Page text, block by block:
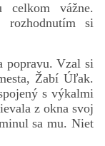
celkom vážne.
si
popravu. Vzal si
Žabí Úľak.
s výkalmi
z okna svoj
sa mu. Niet